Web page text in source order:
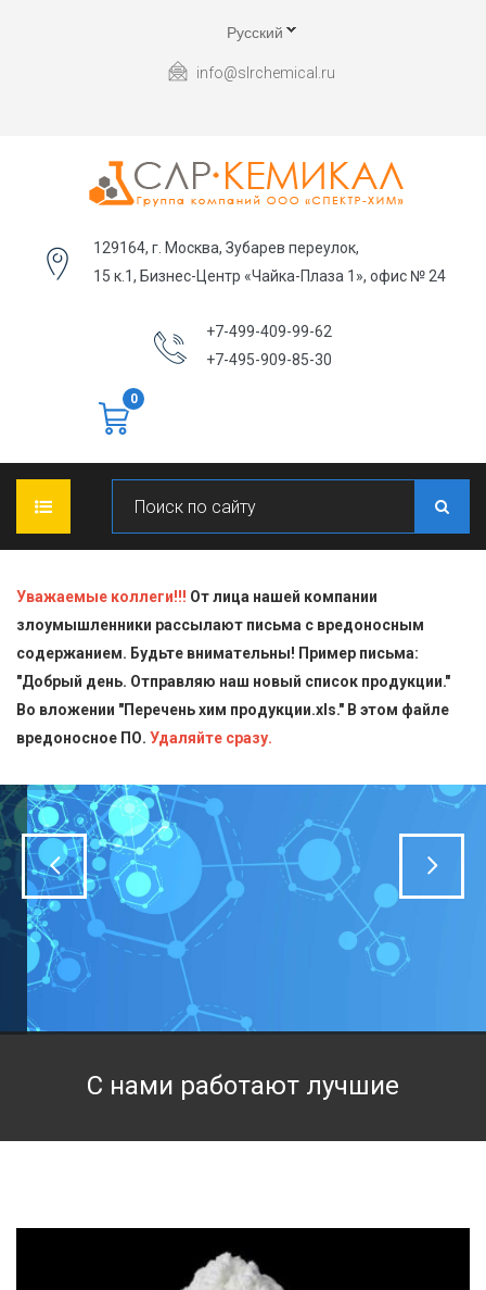
Русский
info@slrchemical.ru
129164, г. Москва, Зубарев переулок,
15 к.1, Бизнес-Центр «Чайка-Плаза 1», офис № 24
+7-499-409-99-62
+7-495-909-85-30
0
О КОМПАНИИ
ПРОДУКЦИЯ
Блескообразующие добавки
Индикаторы
Кислоты
Пищевая химия для производств
Стандарт-титры
Техническая химия
СТАТЬИ
ДОСТАВКА
СЕРТИФИКАТЫ
КОНТАКТЫ
Уважаемые коллеги!!! От лица нашей компании
злоумышленники рассылают письма с вредоносным
содержанием. Будьте внимательны! Пример письма:
"Добрый день. Отправляю наш новый список продукции."
Во вложении "Перечень хим продукции.xls." В этом файле
вредоносное ПО. Удаляйте сразу.
С нами работают лучшие